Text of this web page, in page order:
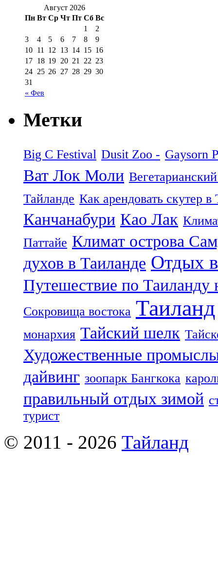
Август 2026
Пн Вт Ср Чт Пт Сб Вс
« Фев
1
2
3
4 5 6 7 8
9
10 11 12 13 14 15 16
17 18 19 20 21 22 23
24 25 26 27 28 29 30
31
Метки
Big C Festival Dusit Zoo - Gaysorn
Ват Лок Моли
Тайланде Как арендовать скутер в
Канчанабури Као Лак
Паттайе Климат острова
духов в Таиланде Отдых
Путешествие по Таиланду
Сокровища востока Таиланд
монархия Тайский шелк
Художественные
дайвинг зоопарк Бангкока
правильный отдых зимой
турист
© 2011 - 2026 Тайланд